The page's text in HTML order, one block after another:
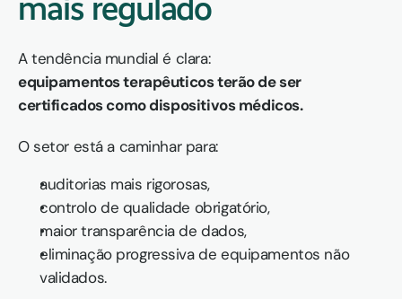
A tendência mundial é clara:
equipamentos terapêuticos terão de ser
certificados como dispositivos médicos.
O setor está a caminhar para:
auditorias mais rigorosas,
controlo de qualidade obrigatório,
maior transparência de dados,
eliminação progressiva de equipamentos não
validados.